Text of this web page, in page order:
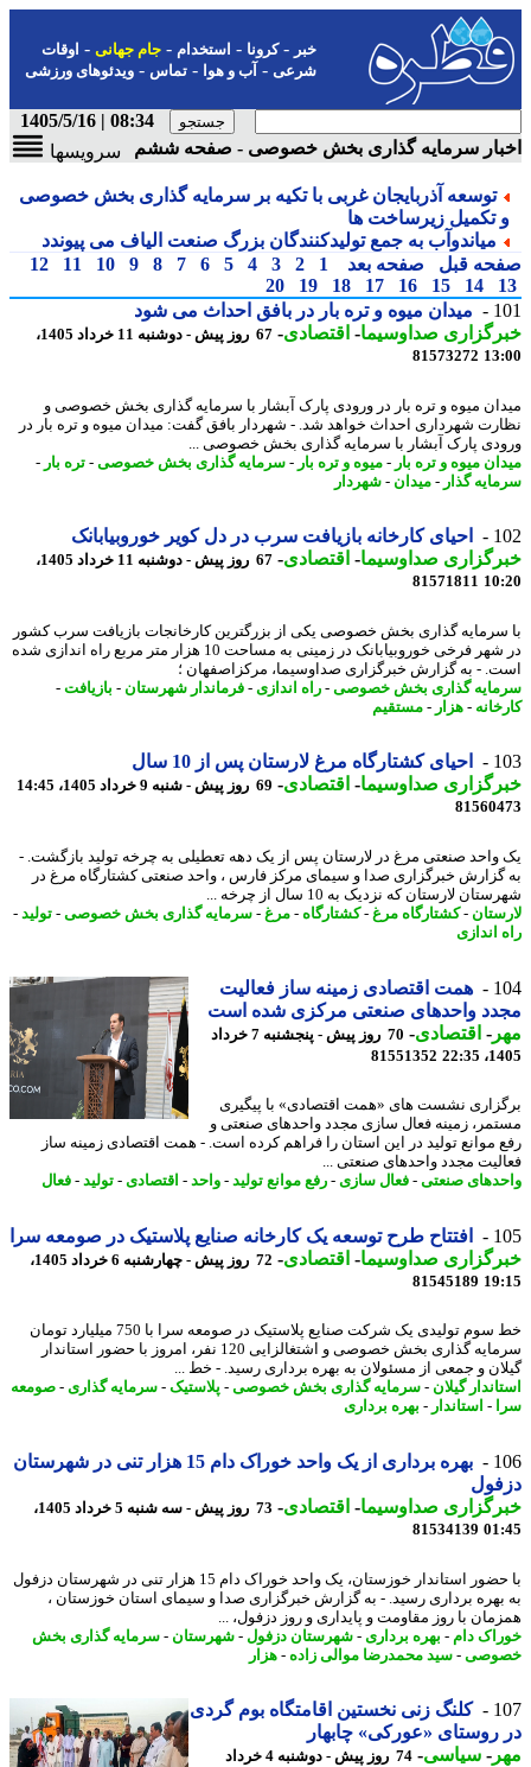
-کرونا-استخدام- جام جهانی-اوقات
شرعی-آب و هوا-تماس-ویدئوهای ورزشی
08:34 | 1405/5/16
سرمایه گذاری بخش خصوصی - صفحه ششم
سرویسها
توسعه آذربایجان غربی با تکیه بر سرمایه گذاری بخش خصوصی
تکمیل زیرساخت ها
میاندوآب به جمع تولیدکنندگان بزرگ صنعت الیاف می پیوندد
قبل صفحه بعد 1
2
3
4
5
6
7
8
9
10
11
12
14
15
16
17
18
19
20
میدان میوه و تره بار در بافق احداث می شود
صداوسیما-اقتصادی-
67 روز پیش - دوشنبه 11 خرداد 1405،
81573272
میوه و تره بار در ورودی پارک آبشار با سرمایه گذاری بخش خصوصی و
شهرداری احداث خواهد شد. - شهردار بافق گفت: میدان میوه و تره بار در
پارک آبشار با سرمایه گذاری بخش خصوصی ...
میوه و تره بار - میوه و تره بار - سرمایه گذاری بخش خصوصی-تره بار -
گذار -میدان- شهردار
احیای کارخانه بازیافت سرب در دل کویر خوروبیابانک
صداوسیما-اقتصادی-
67 روز پیش - دوشنبه 11 خرداد 1405،
81571811
گذاری بخش خصوصی یکی از بزرگترین کارخانجات بازیافت سرب کشور
در شهر فرخی خوروبیابانک در زمینی به مساحت 10 هزار متر مربع راه اندازی شده
- به گزارش خبرگزاری صداوسیما، مرکزاصفهان ؛
گذاری بخش خصوصی-راه اندازی- فرماندار شهرستان-بازیافت-
-هزار - مستقیم
احیای کشتارگاه مرغ لارستان پس از 10 سال
صداوسیما-اقتصادی-69 روز پیش - شنبه 9 خرداد 1405، 14:45
صنعتی مرغ در لارستان پس از یک دهه تعطیلی به چرخه تولید بازگشت. -
خبرگزاری صدا و سیمای مرکز فارس ، واحد صنعتی کشتارگاه مرغ در
لارستان که نزدیک به 10 سال از چرخه ...
-کشتارگاه مرغ -کشتارگاه-مرغ -سرمایه گذاری بخش خصوصی-تولید-
اندازی
همت اقتصادی زمینه ساز فعالیت
واحدهای صنعتی مرکزی شده است
-اقتصادی-
70 روز پیش - پنجشنبه 7 خرداد
81551352
نشست های «همت اقتصادی» با پیگیری
زمینه فعال سازی مجدد واحدهای صنعتی و
موانع تولید در این استان را فراهم کرده است. - همت اقتصادی زمینه ساز
مجدد واحدهای صنعتی ...
صنعتی-فعال سازی- رفع موانع تولید-واحد-اقتصادی-تولید-فعال
افتتاح طرح توسعه یک کارخانه صنایع پلاستیک در صومعه سرا
صداوسیما-اقتصادی-
72 روز پیش - چهارشنبه 6 خرداد 1405،
81545189
خط سوم تولیدی یک شرکت صنایع پلاستیک در صومعه سرا با 750 میلیارد تومان
سرمایه گذاری بخش خصوصی و اشتغالزایی 120 نفر، امروز با حضور استاندار
و جمعی از مسئولان به بهره برداری رسید. - خط ...
گیلان-سرمایه گذاری بخش خصوصی-پلاستیک-سرمایه گذاری- صومعه
-استاندار-بهره برداری
بهره برداری از یک واحد خوراک دام 15 هزار تنی در شهرستان
صداوسیما-اقتصادی-
73 روز پیش - سه شنبه 5 خرداد 1405،
81534139
با حضور استاندار خوزستان، یک واحد خوراک دام 15 هزار تنی در شهرستان دزفول
برداری رسید. - به گزارش خبرگزاری صدا و سیمای استان خوزستان ،
با روز مقاومت و پایداری و روز دزفول، ...
دام-بهره برداری- شهرستان دزفول -شهرستان-سرمایه گذاری بخش
-سید محمدرضا موالی زاده - هزار
کلنگ زنی نخستین اقامتگاه بوم گردی
روستای «عورکی» چابهار
-سیاسی-
74 روز پیش - دوشنبه 4 خرداد